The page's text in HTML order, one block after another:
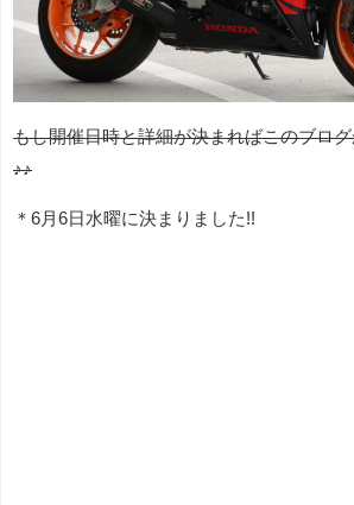
もし開催日時と詳細が決まればこのブロ
♪♪
＊6月6日水曜に決まりました!!